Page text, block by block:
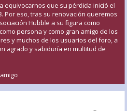
equivocarnos que su pérdida inició el
Por eso, tras su renovación queremos
Hubble a su figura como
persona y como gran amigo de los
y muchos de los usuarios del foro, a
agrado y sabiduría en multitud de